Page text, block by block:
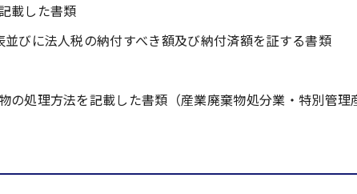
載した書類
びに法人税の納付すべき額及び納付済額を証する書類
の処理方法を記載した書類（産業廃棄物処分業・特別管理